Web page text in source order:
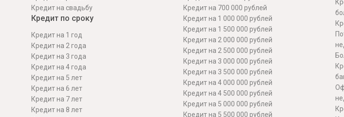
Кредит на свадьбу
Кредит по сроку
Кредит на 1 год
Кредит на 2 года
Кредит на 3 года
Кредит на 4 года
Кредит на 5 лет
Кредит на 6 лет
Кредит на 7 лет
Кредит на 8 лет
Кредит на 700 000 рублей
Кредит на 1 000 000 рублей
Кредит на 1 500 000 рублей
Кредит на 2 000 000 рублей
Кредит на 2 500 000 рублей
Кредит на 3 000 000 рублей
Кредит на 3 500 000 рублей
Кредит на 4 000 000 рублей
Кредит на 4 500 000 рублей
Кредит на 5 000 000 рублей
Кредит на 5 500 000 рублей